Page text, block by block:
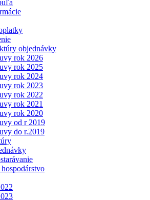
objednávky
rok 2026
rok 2025
rok 2024
rok 2023
rok 2022
rok 2021
rok 2020
od r 2019
do r.2019